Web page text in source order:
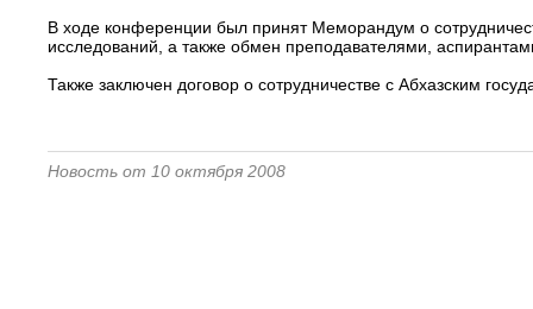
В ходе конференции был принят Меморандум о
исследований, а также обмен преподавателями,
Также заключен договор о сотрудничестве с Абхазским
Новость от 10 октября 2008